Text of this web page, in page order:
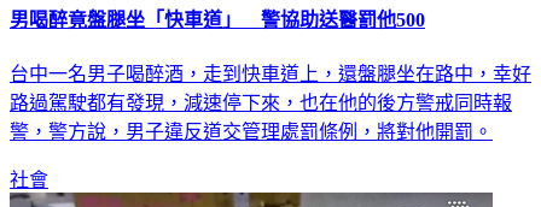
男喝醉竟盤腿坐「快車道」 警協助送醫罰他500
台中一名男子喝醉酒，走到快車道上，還盤腿坐在路中，幸好
路過駕駛都有發現，減速停下來，也在他的後方警戒同時報
警，警方說，男子違反道交管理處罰條例，將對他開罰。
社會